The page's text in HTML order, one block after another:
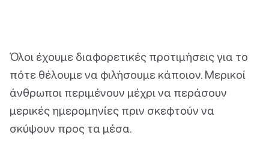
Όλοι έχουμε διαφορετικές προτιμήσεις για το
πότε θέλουμε να φιλήσουμε κάποιον. Μερικοί
άνθρωποι περιμένουν μέχρι να περάσουν
μερικές ημερομηνίες πριν σκεφτούν να
σκύψουν προς τα μέσα.